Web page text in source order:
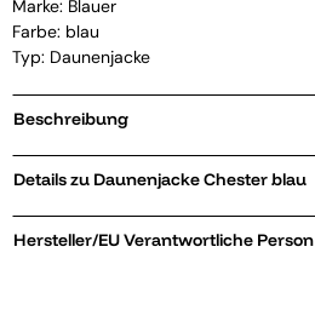
Marke: Blauer
Farbe: blau
Typ: Daunenjacke
Beschreibung
Details zu Daunenjacke Chester blau
Hersteller/EU Verantwortliche Person